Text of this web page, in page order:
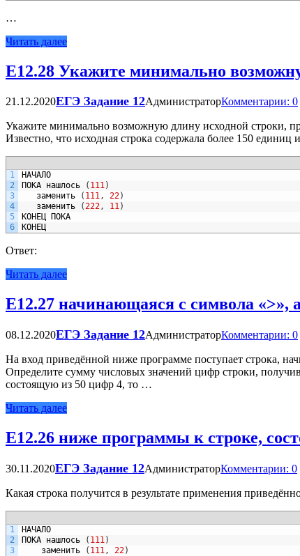
…
Читать далее
Е12.28 Укажите минимально
21.12.2020ЕГЭ Задание 12АдминистраторКомментарии: 0
Укажите минимально возможную длину исходной строки,
Известно, что исходная строка содержала более 150 единиц
1
2
3
4
5
6
НАЧАЛО
ПОКА нашлось ( 111)
заменить
( 111, 22)
заменить
(222, 11)
КОНЕЦ
ПОКА
КОНЕЦ
Ответ:
Читать далее
Е12.27 начинающаяся с символа «>»,
08.12.2020ЕГЭ Задание 12АдминистраторКомментарии: 0
На вход приведённой ниже программе поступает строка,
Определите сумму числовых значений цифр строки,
состоящую из 50 цифр 4, то …
Читать далее
Е12.26 ниже программы к строке,
30.11.2020ЕГЭ Задание 12АдминистраторКомментарии: 0
Какая строка получится в результате применения
1
2
3
НАЧАЛО
ПОКА нашлось ( 111)
заменить
( 111, 22)